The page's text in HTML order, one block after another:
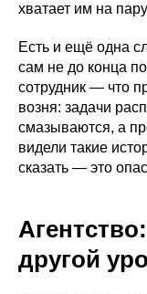
хватает им на
Есть и ещё одна
сам не до конца
сотрудник — что
возня: задачи
смазываются, а
видели такие
сказать — это
другой